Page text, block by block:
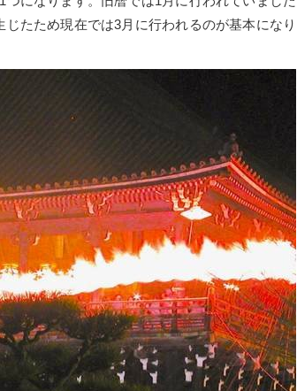
たため現在では3月に行われるのが基本になり